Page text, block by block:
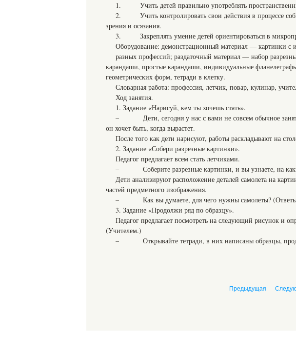
1. Учить детей правильно употреблять
2. Учить контролировать свои действия в процессе
зрения и осязания.
3. Закреплять умение детей ориентироваться в
Оборудование: демонстрационный материал — картинки с
разных профессий; раздаточный материал — набор
карандаши, простые карандаши, индивидуальные
геометрических форм, тетради в клетку.
Словарная работа: профессия, летчик, повар, кулинар,
Ход занятия.
1. Задание «Нарисуй, кем ты хочешь стать».
– Дети, сегодня у нас с вами не совсем обычное
он хочет быть, когда вырастет.
После того как дети нарисуют, работы раскладывают на
2. Задание «Собери разрезные картинки».
Педагог предлагает всем стать летчиками.
– Соберите разрезные картинки, и вы узнаете, на
Дети анализируют расположение деталей самолета на
частей предметного изображения.
– Как вы думаете, для чего нужны самолеты? (Ответы
3. Задание «Продолжи ряд по образцу».
Педагог предлагает посмотреть на следующий рисунок и
(Учителем.)
– Открывайте тетради, в них написаны образцы,
Предыдущая